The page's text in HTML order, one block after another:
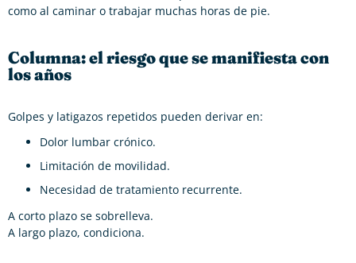
como al caminar o trabajar muchas horas de pie.
Columna: el riesgo que se manifiesta con
los años
Golpes y latigazos repetidos pueden derivar en:
Dolor lumbar crónico.
Limitación de movilidad.
Necesidad de tratamiento recurrente.
A corto plazo se sobrelleva.
A largo plazo, condiciona.